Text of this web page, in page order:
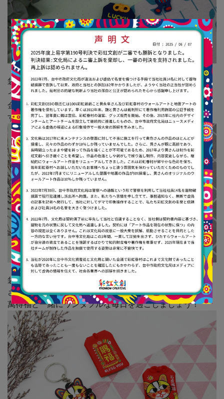
袋に台湾で有名な金運を司る神様ー財神爺(ツァイシェン
イェ)がデザインされています。
金運アップを願うなら、財神爺に任せると間違いなしで
す。
袋に彩虹文創キャラクター萬得福(ワンダフル)がデザイン
され、
萬得福と一緒にワンダフルな毎日を過ごしましょう！